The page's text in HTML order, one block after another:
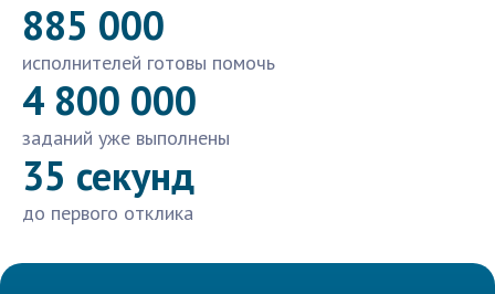
885 000
исполнителей готовы помочь
4 800 000
заданий уже выполнены
35 секунд
до первого отклика